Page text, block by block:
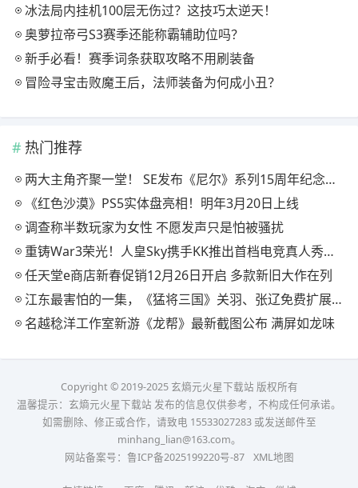
冰法局内挂机100层无伤过？这技巧太逆天！
奥萝拉帝弓S3赛季还能称霸辅助位吗？
新手必看！赛季词条获取攻略不用刷装备
冒险寻宝击败魔王后，法师装备为何成小丑？
热门推荐
两大主角齐聚一堂！ SE发布《尼尔》系列15周年纪念典藏套装
《红色沙漠》PS5实体盘亮相！明年3月20日上线
调查称半数玩家为女性 不愿发声只是怕被骚扰
重铸War3荣光！人皇Sky携手KK推出首档电竞真人秀《寻找下一个Sky》
任天堂e商店新春促销12月26日开启 多款新旧大作在列
江东最害怕的一集，《猛将三国》关羽、张辽免费扩展包现已上线
名越稔洋工作室新游《龙帮》最新截图公布 满屏如龙味
Copyright © 2019-2025 玄熵元火星下载站 版权所有
温馨提示：玄熵元火星下载站 发布的信息仅供参考，不构成任何承诺。
如需删除、修正或合作，请致电 15533027283 或发送邮件至
minhang_lian@163.com。
网站备案号： 鲁ICP备2025199220号-87 XML地图